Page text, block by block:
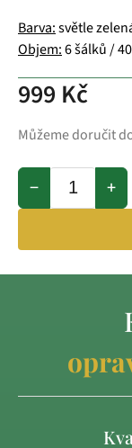
999 Kč
Můžeme doručit
+
−
Barva:světle
Objem:6 šálků /